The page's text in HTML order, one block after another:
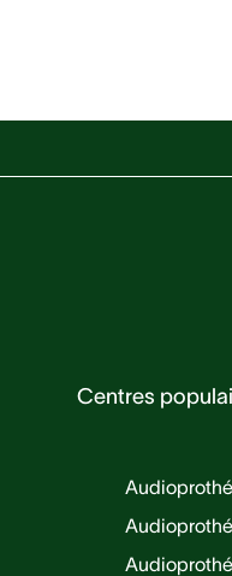
Centres